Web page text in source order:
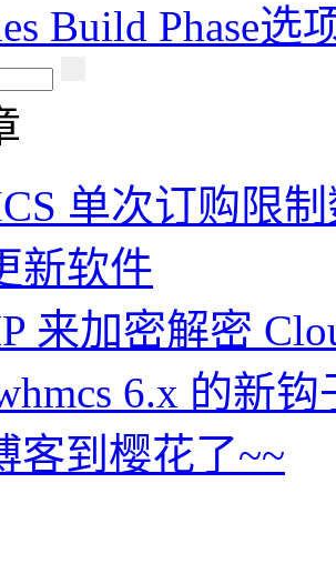
Build Phase选
单次订购限
新软件
来加密解密
6.x 的新
客到樱花了~~